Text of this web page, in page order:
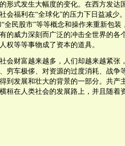
形式发生大幅度的变化。在西方发达
会福利在“全球化”的压力下日益减少
“全民股市”等等概念和操作来重新包
的威力深刻而广泛的冲击全世界的各
权等等事物成了资本的道具。
会财富越来越多，人们却越来越紧张
穷车极侈、对资源的过度消耗、战争
到发展和壮大的背景的一部分。共产
桓在人类社会的发展路上，并且随着